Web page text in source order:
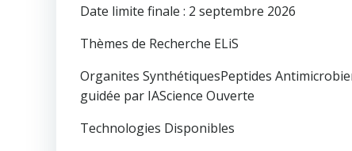
Date limite finale : 2 septembre 2026
Thèmes de Recherche ELiS
Organites SynthétiquesPeptides
guidée par IAScience Ouverte
Technologies Disponibles